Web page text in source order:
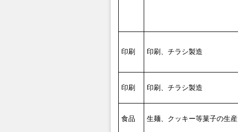
印刷 印刷、チラシ製造
印刷 印刷、チラシ製造
食品 生麺、クッキー等菓子の生産